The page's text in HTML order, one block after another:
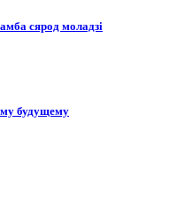
сярод моладзі
будущему